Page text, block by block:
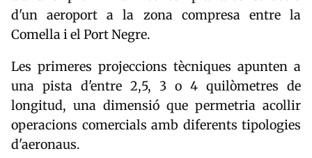
d'un aeroport a la zona compresa entre la
Comella i el Port Negre.
Les primeres projeccions tècniques apunten a
una pista d'entre 2,5, 3 o 4 quilòmetres de
longitud, una dimensió que permetria acollir
operacions comercials amb diferents tipologies
d'aeronaus.